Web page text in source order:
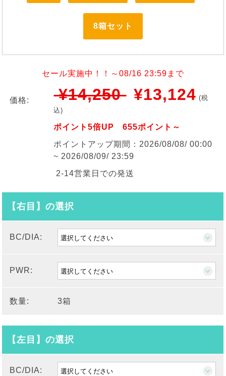
8箱セット
セール実施中！！～08/16 23:59まで
価格: ¥14,250 ¥13,124 (税
込)
ポイント5倍UP 655ポイント～
ポイントアップ期間：2026/08/08/ 00:00
~ 2026/08/09/ 23:59
2-14営業日での発送
【右目】の選択
BC/DIA:
PWR:
数量: 3箱
【左目】の選択
BC/DIA: